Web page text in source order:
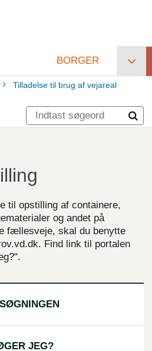
BORGER
Tilladelse til brug af vejareal
til opstilling af containere,
og andet på
fællesveje, skal du benytte
Find link til portalen
JEG?